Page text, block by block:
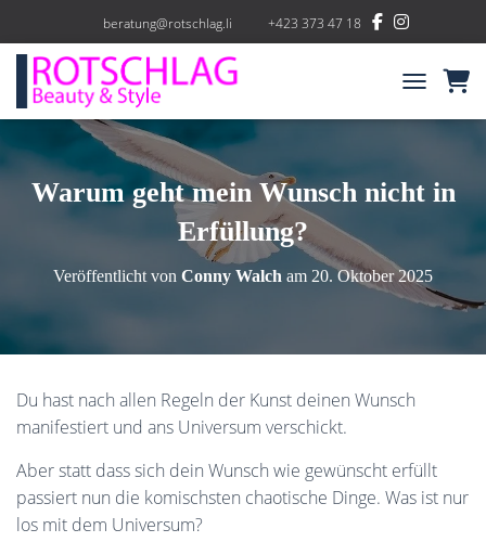
beratung@rotschlag.li +423 373 47 18
Warum geht mein Wunsch nicht in
Erfüllung?
Veröffentlicht von Conny Walch am 20. Oktober 2025
Du hast nach allen Regeln der Kunst deinen Wunsch
manifestiert und ans Universum verschickt.
Aber statt dass sich dein Wunsch wie gewünscht erfüllt
passiert nun die komischsten chaotische Dinge. Was ist nur
los mit dem Universum?